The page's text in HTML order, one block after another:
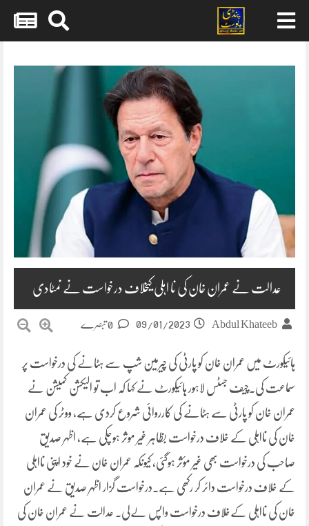
content
عدالت نے عمران خان کی نا اہلی کیخلاف درخواست نے نمٹادی
Abdul Khateeb
09/01/2023
ہائیکورٹ میں عمران خان کو پارٹی کی چیرمین شپ سے ہٹانے کی درخواست پر
سماعت کی۔چیف جسٹس لاہور ہائیکورٹ نے کہا کہ اب تو الیکشن کمیشن نے
عمران خان کو پارٹی سے ہٹانے کی کارروائی شروع کردی ہے، ووٹر کی عمران
خان کی نااہلی کے خلاف درخواست بظاہر غیر موثر ہوچکی ہے، اظہر صدیق
صاحب کی درخواست بھی غیر مؤثر ہوگئی، کیونکہ عمران خان نے خود اپنی نااہلی
کے خلاف درخواست دائر کر رکھی ہے۔درخواست گزار اظہر صدیق نے عمران
خان کی نااہلی کےخلاف درخواست واپس لےلی۔ عدالت نے عمران خان کی